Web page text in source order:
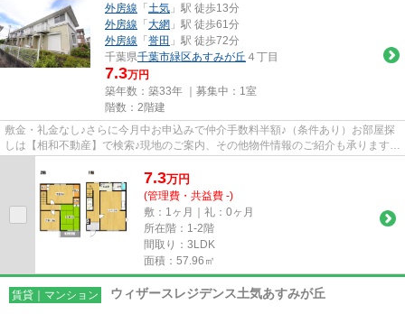
外房線 「 土気 」駅 徒歩13分
外房線 「 大網 」駅 徒歩61分
外房線 「 誉田 」駅 徒歩72分
千葉県千葉市緑区あすみが丘 ４丁目
7.3万円
築年数：築33年 ｜募集中： 1室
階数：2階建
敷金・礼金なし♪さらに今月中お申込みで仲介手数料半額♪（条件あり）お部屋探
しは【相和不動産】で検索♪現地のご案内、その他物件情報のご紹介も承ります♪
7.3万円
(管理費・共益費 -)
敷：1ヶ月｜礼：0ヶ月
所在階：1-2階
間取り：3LDK
面積：57.96㎡
賃貸｜マンション ウィザースレジデンス土気あすみが丘